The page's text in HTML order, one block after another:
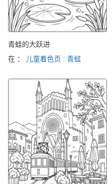
青蛙的大跃进
在 ：
儿童着色页 : 青蛙